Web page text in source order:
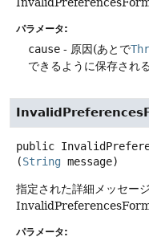
パラメータ:
cause - 原因(あとで
できるように保存される
public
(String message)
指定された詳細メッセー
パラメータ: